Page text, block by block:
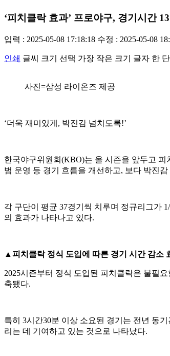
‘피치클락 효과’ 프로야구, 경기시간
입력 : 2025-05-08 17:18:18 수정 : 2025-05-08
인쇄 글씨 크기 선택 가장 작은 크기 글자 한
사진=삼성 라이온즈 제공
‘더욱 재미있게, 박진감 넘치도록!’
한국야구위원회(KBO)는 올 시즌을 앞두고
범 운영 등 경기 흐름을 개선하고, 보다 박진
각 구단이 평균 37경기씩 치루며 정규리그가
의 효과가 나타나고 있다.
▲피치클락 정식 도입에 따른 경기 시간 감소
2025시즌부터 정식 도입된 피치클락은 불필
축됐다.
특히 3시간30분 이상 소요된 경기는 전년 동
리는 데 기여하고 있는 것으로 나타났다.